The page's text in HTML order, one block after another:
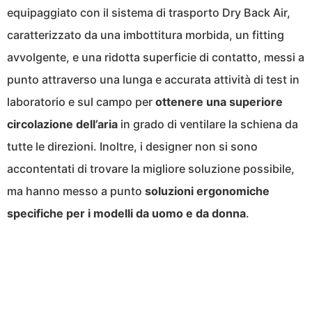
equipaggiato con il sistema di trasporto Dry Back Air,
caratterizzato da una imbottitura morbida, un fitting
avvolgente, e una ridotta superficie di contatto, messi a
punto attraverso una lunga e accurata attività di test in
laboratorio e sul campo per ottenere una superiore
circolazione dell’aria in grado di ventilare la schiena da
tutte le direzioni. Inoltre, i designer non si sono
accontentati di trovare la migliore soluzione possibile,
ma hanno messo a punto soluzioni ergonomiche
specifiche per i modelli da uomo e da donna.